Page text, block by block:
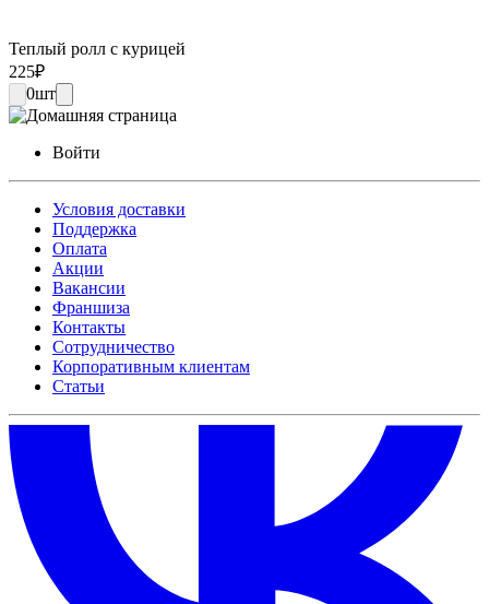
Теплый ролл с курицей
225₽
0шт
Войти
Условия доставки
Поддержка
Оплата
Акции
Вакансии
Франшиза
Контакты
Сотрудничество
Корпоративным клиентам
Статьи